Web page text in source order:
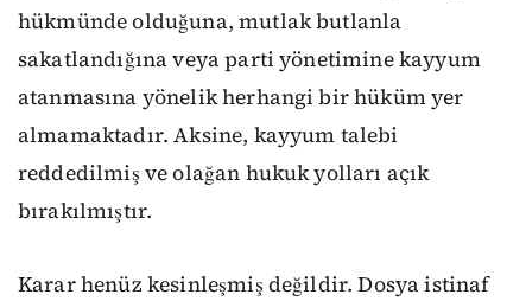
hükmünde olduğuna, mutlak butlanla
sakatlandığına veya parti yönetimine kayyum
atanmasına yönelik herhangi bir hüküm yer
almamaktadır. Aksine, kayyum talebi
reddedilmiş ve olağan hukuk yolları açık
bırakılmıştır.
Karar henüz kesinleşmiş değildir. Dosya istinaf